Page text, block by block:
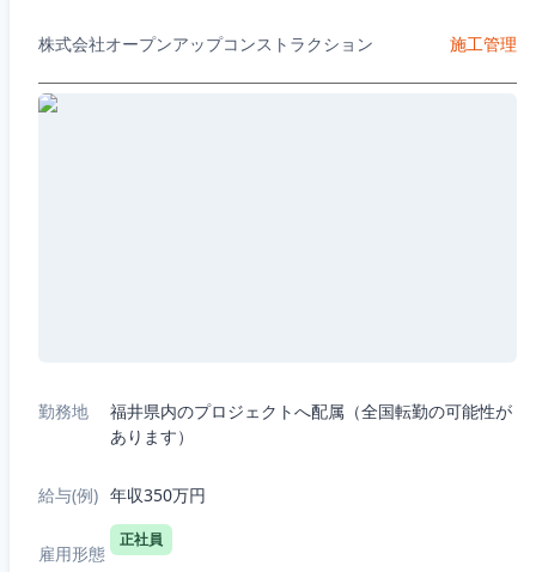
株式会社オープンアップコンストラクション 施工管理
勤務地
福井県内のプロジェクトへ配属（全国転勤の可能性が
あります）
給与(例) 年収350万円
雇用形態
正社員